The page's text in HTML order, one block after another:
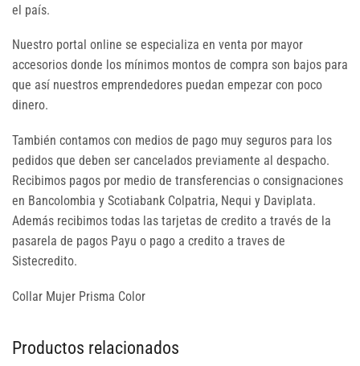
el país.
Nuestro portal online se especializa en venta por mayor
accesorios donde los mínimos montos de compra son bajos para
que así nuestros emprendedores puedan empezar con poco
dinero.
También contamos con medios de pago muy seguros para los
pedidos que deben ser cancelados previamente al despacho.
Recibimos pagos por medio de transferencias o consignaciones
en Bancolombia y Scotiabank Colpatria, Nequi y Daviplata.
Además recibimos todas las tarjetas de credito a través de la
pasarela de pagos Payu o pago a credito a traves de
Sistecredito.
Collar Mujer Prisma Color
Productos relacionados